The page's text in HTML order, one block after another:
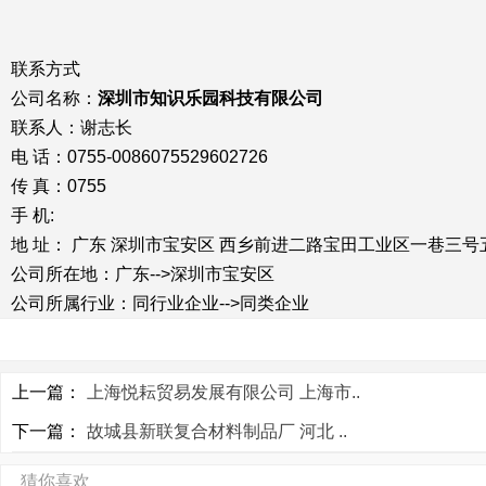
联系方式
公司名称： 深圳市知识乐园科技有限公司
联系人：谢志长
电 话：0755-0086075529602726
传 真：0755
手 机:
地 址： 广东 深圳市宝安区 西乡前进二路宝田工业区一巷三号
公司所在地：广东-->深圳市宝安区
公司所属行业：同行业企业-->同类企业
上一篇： 上海悦耘贸易发展有限公司 上海市..
下一篇： 故城县新联复合材料制品厂 河北 ..
猜你喜欢